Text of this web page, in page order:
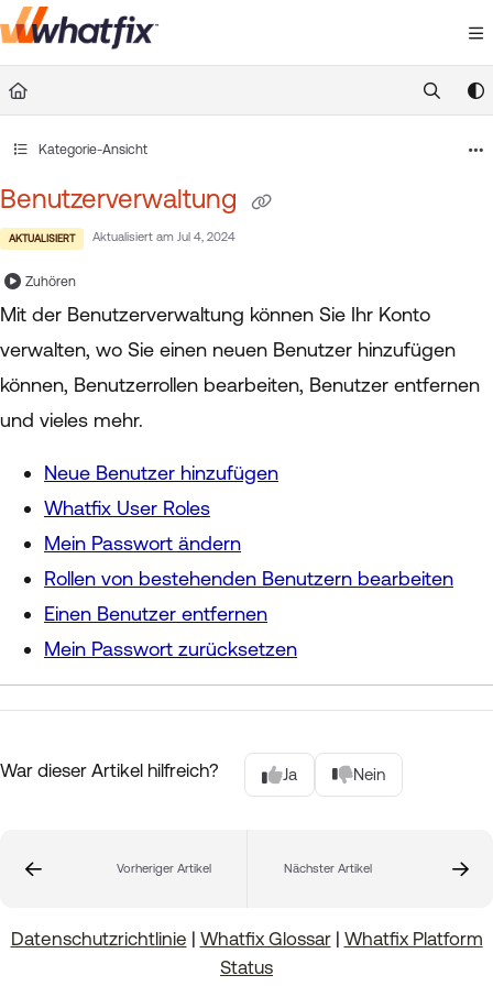
Documentation Index
Fetch the complete documentation index at:
https://
Kategorie-Ansicht
Benutzerverwaltung
AKTUALISIERT Aktualisiert am Jul 4, 2024
Zuhören
Mit der Benutzerverwaltung können Sie Ihr Konto
verwalten, wo Sie einen neuen Benutzer hinzufügen
können, Benutzerrollen bearbeiten, Benutzer entfernen
und vieles mehr.
Neue Benutzer hinzufügen
Whatfix User Roles
Mein Passwort ändern
Rollen von bestehenden Benutzern bearbeiten
Einen Benutzer entfernen
Mein Passwort zurücksetzen
War dieser Artikel hilfreich? Ja Nein
Vorheriger Artikel Nächster Artikel
Datenschutzrichtlinie | Whatfix Glossar| Whatfix Platform
Status